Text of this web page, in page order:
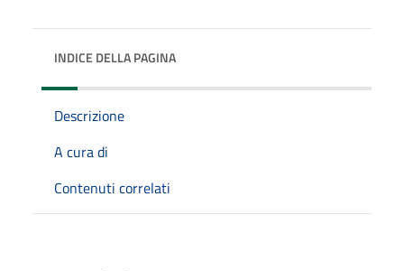
INDICE DELLA PAGINA
Descrizione
A cura di
Contenuti correlati